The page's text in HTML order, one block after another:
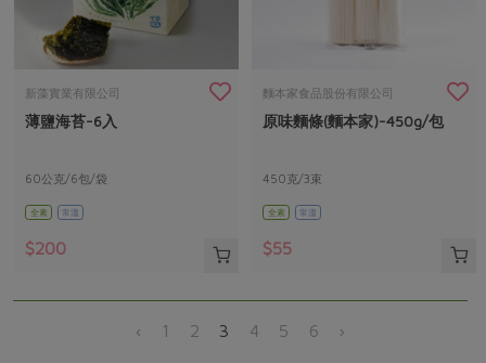
新藻實業有限公司
薄鹽海苔-6入
60公克/6包/袋
全素 常溫
$200
麵本家食品股份有限公司
原味麵條(麵本家)-450g/包
450克/3束
全素 常溫
$55
‹ 1 2 3 4 5 6 ›